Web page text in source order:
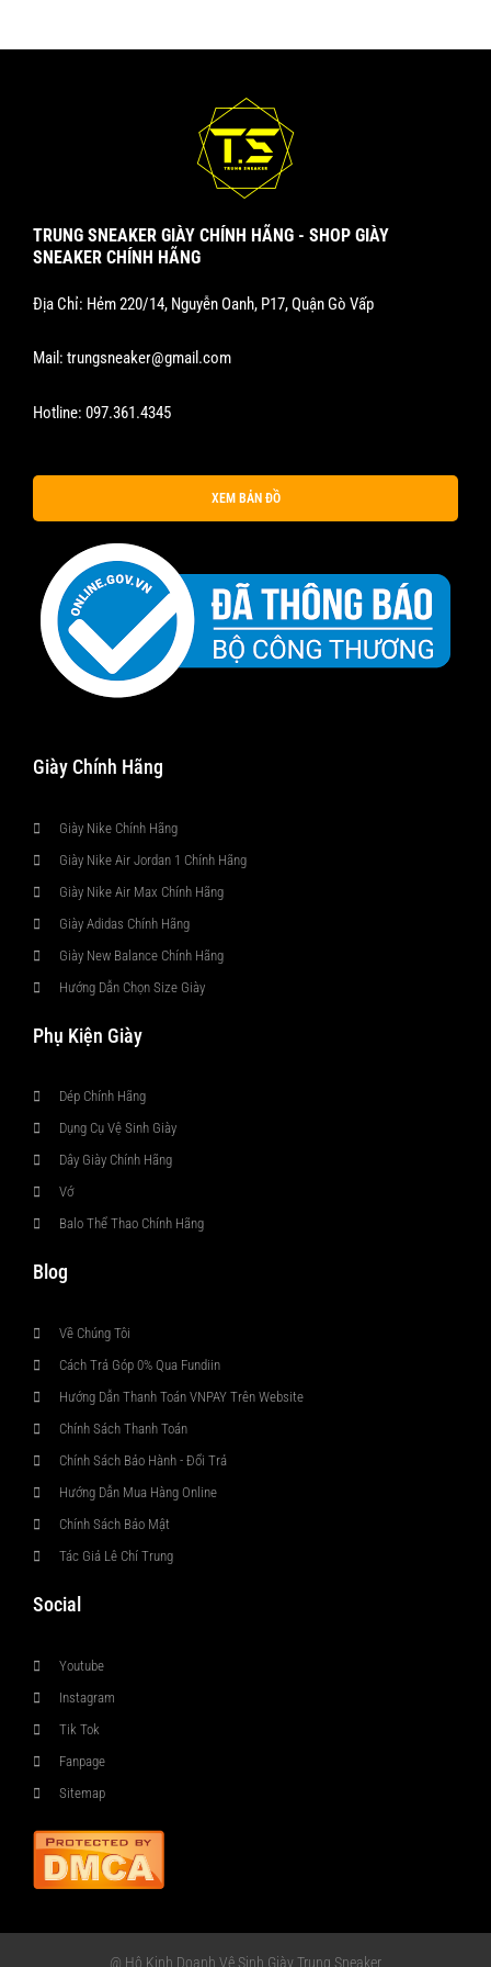
TRUNG SNEAKER GIÀY CHÍNH HÃNG - SHOP GIÀY
SNEAKER CHÍNH HÃNG
Địa Chỉ: Hẻm 220/14, Nguyễn Oanh, P17, Quận Gò Vấp
Mail: trungsneaker@gmail.com
Hotline: 097.361.4345
XEM BẢN ĐỒ
Giày Chính Hãng
Giày Nike Chính Hãng
Giày Nike Air Jordan 1 Chính Hãng
Giày Nike Air Max Chính Hãng
Giày Adidas Chính Hãng
Giày New Balance Chính Hãng
Hướng Dẫn Chọn Size Giày
Phụ Kiện Giày
Dép Chính Hãng
Dụng Cụ Vệ Sinh Giày
Dây Giày Chính Hãng
Vớ
Balo Thể Thao Chính Hãng
Blog
Về Chúng Tôi
Cách Trả Góp 0% Qua Fundiin
Hướng Dẫn Thanh Toán VNPAY Trên Website
Chính Sách Thanh Toán
Chính Sách Bảo Hành - Đổi Trả
Hướng Dẫn Mua Hàng Online
Chính Sách Bảo Mật
Tác Giả Lê Chí Trung
Social
Youtube
Instagram
Tik Tok
Fanpage
Sitemap
@ Hộ Kinh Doanh Vệ Sinh Giày Trung Sneaker